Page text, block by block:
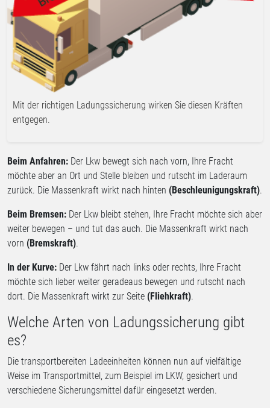
Mit der richtigen Ladungssicherung wirken Sie diesen Kräften
entgegen.
Beim Anfahren: Der Lkw bewegt sich nach vorn, Ihre Fracht
möchte aber an Ort und Stelle bleiben und rutscht im Laderaum
zurück. Die Massenkraft wirkt nach hinten (Beschleunigungskraft).
Beim Bremsen: Der Lkw bleibt stehen, Ihre Fracht möchte sich aber
weiter bewegen – und tut das auch. Die Massenkraft wirkt nach
vorn (Bremskraft).
In der Kurve: Der Lkw fährt nach links oder rechts, Ihre Fracht
möchte sich lieber weiter geradeaus bewegen und rutscht nach
dort. Die Massenkraft wirkt zur Seite (Fliehkraft).
Welche Arten von Ladungssicherung gibt
es?
Die transportbereiten Ladeeinheiten können nun auf vielfältige
Weise im Transportmittel, zum Beispiel im LKW, gesichert und
verschiedene Sicherungsmittel dafür eingesetzt werden.